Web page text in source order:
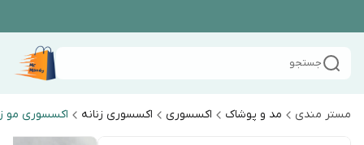
جستجو
مستر مندی مد و پوشاک اکسسوری اکسسوری زنانه اکسسوری مو